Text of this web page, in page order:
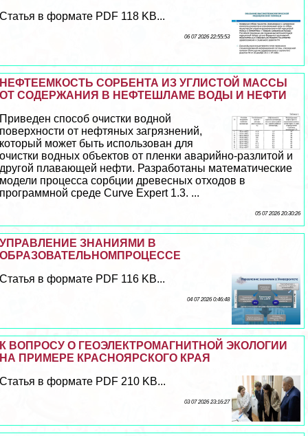
Статья в формате PDF 118 KB...
06 07 2026 22:55:53
НЕФТЕЕМКОСТЬ СОРБЕНТА ИЗ УГЛИСТОЙ МАССЫ
ОТ СОДЕРЖАНИЯ В НЕФТЕШЛАМЕ ВОДЫ И НЕФТИ
Приведен способ очистки водной
поверхности от нефтяных загрязнений,
который может быть использован для
очистки водных объектов от пленки аварийно-разлитой и
другой плавающей нефти. Разработаны математические
модели процесса сорбции древесных отходов в
программной среде Curve Expert 1.3. ...
05 07 2026 20:30:26
УПРАВЛЕНИЕ ЗНАНИЯМИ В
ОБРАЗОВАТЕЛЬНОМПРОЦЕССЕ
Статья в формате PDF 116 KB...
04 07 2026 0:46:48
К ВОПРОСУ О ГЕОЭЛЕКТРОМАГНИТНОЙ ЭКОЛОГИИ
НА ПРИМЕРЕ КРАСНОЯРСКОГО КРАЯ
Статья в формате PDF 210 KB...
03 07 2026 23:16:27